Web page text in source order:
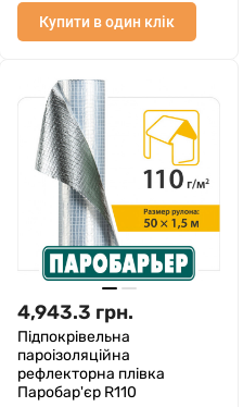
Купити в один клік
4,943.3 грн.
Підпокрівельна
пароізоляційна
рефлекторна плівка
Паробар'єр R110